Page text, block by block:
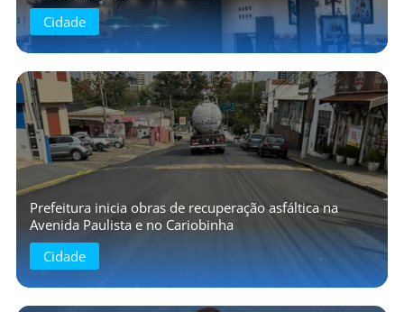
Cidade
Prefeitura inicia obras de recuperação asfáltica na
Avenida Paulista e no Cariobinha
Cidade